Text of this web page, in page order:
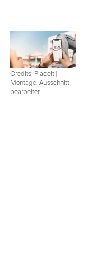
Credits: Placeit |
Montage, Ausschnitt
bearbeitet